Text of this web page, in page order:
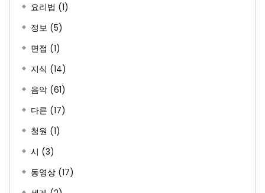
요리법 (1)
정보 (5)
면접 (1)
지식 (14)
음악 (61)
다른 (17)
청원 (1)
시 (3)
동영상 (17)